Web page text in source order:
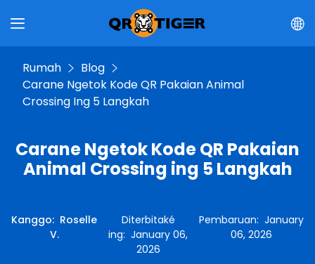
Rumah
Blog
Carane Ngetok Kode QR Pakaian Animal
Crossing Ing 5 Langkah
Carane Ngetok Kode QR Pakaian
Animal Crossing ing 5 Langkah
Kanggo: Roselle
V.
Diterbitaké
ing: January 06,
2026
Pembaruan: January
06, 2026